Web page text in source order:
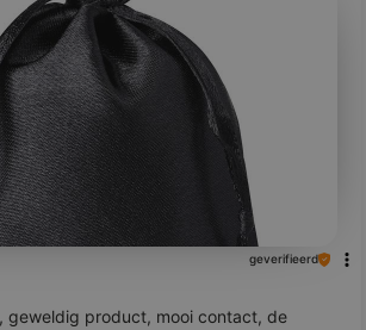
geverifieerd
geweldig product, mooi contact, de